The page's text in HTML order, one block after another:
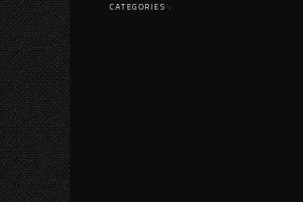
CATEGORIES :